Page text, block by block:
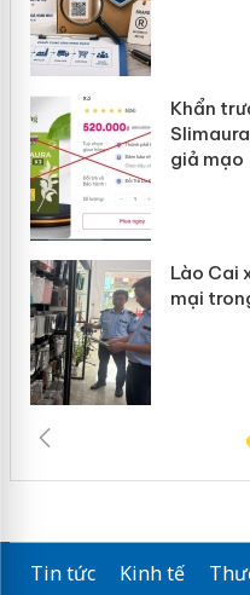
Khẩn trương xác
Slimaura Care x3
giả mạo
Lào Cai xử lý 83 vụ
mại trong tháng 7
Tin tức Kinh tế